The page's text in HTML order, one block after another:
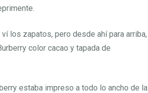
los zapatos, pero desde ahí para arriba,
color cacao y tapada de
estaba impreso a todo lo ancho de la